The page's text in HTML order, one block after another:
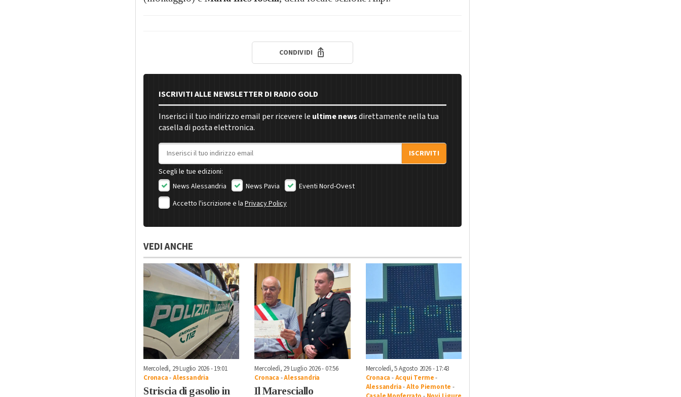
CONDIVIDI
ISCRIVITI ALLE NEWSLETTER DI RADIO GOLD
Inserisci il tuo indirizzo email per ricevere le ultime newsdirettamente nella tua
casella di posta elettronica.
Indirizzo email
ISCRIVITI
Scegli le tue edizioni:
News Alessandria
News Pavia
Eventi Nord-Ovest
Accetto l'iscrizione e la Privacy Policy
VEDI ANCHE
Mercoledì, 29 Luglio 2026 - 19:01
Cronaca-Alessandria
Striscia di gasolio in
Mercoledì, 29 Luglio 2026 - 07:56
Cronaca -Alessandria
Il Maresciallo
Mercoledì, 5 Agosto 2026 - 17:43
Cronaca -Acqui Terme-
Alessandria-Alto Piemonte -